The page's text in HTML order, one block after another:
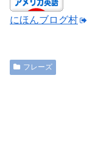
にほんブログ村
フレーズ